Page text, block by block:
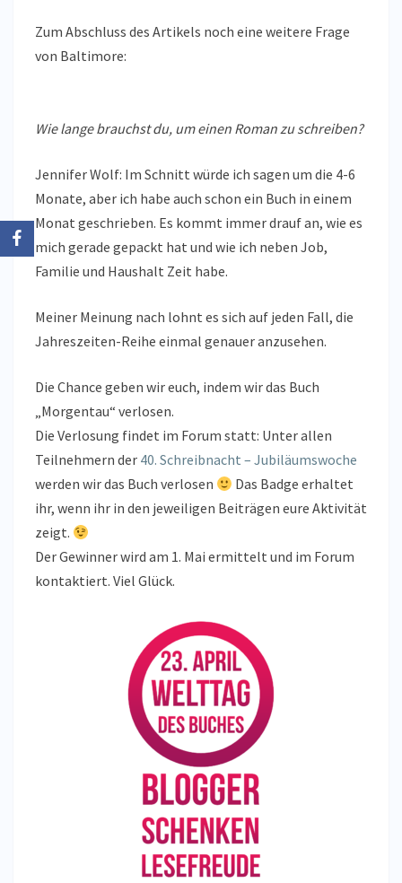
Zum Abschluss des Artikels noch eine weitere Frage
von Baltimore:
Wie lange brauchst du, um einen Roman zu schreiben?
Jennifer Wolf: Im Schnitt würde ich sagen um die 4-6
Monate, aber ich habe auch schon ein Buch in einem
Monat geschrieben. Es kommt immer drauf an, wie es
mich gerade gepackt hat und wie ich neben Job,
Familie und Haushalt Zeit habe.
Meiner Meinung nach lohnt es sich auf jeden Fall, die
Jahreszeiten-Reihe einmal genauer anzusehen.
Die Chance geben wir euch, indem wir das Buch
„Morgentau“ verlosen.
Die Verlosung findet im Forum statt: Unter allen
Teilnehmern der 40. Schreibnacht – Jubiläumswoche
werden wir das Buch verlosen
Das Badge erhaltet
ihr, wenn ihr in den jeweiligen Beiträgen eure Aktivität
zeigt.
Der Gewinner wird am 1. Mai ermittelt und im Forum
kontaktiert. Viel Glück.